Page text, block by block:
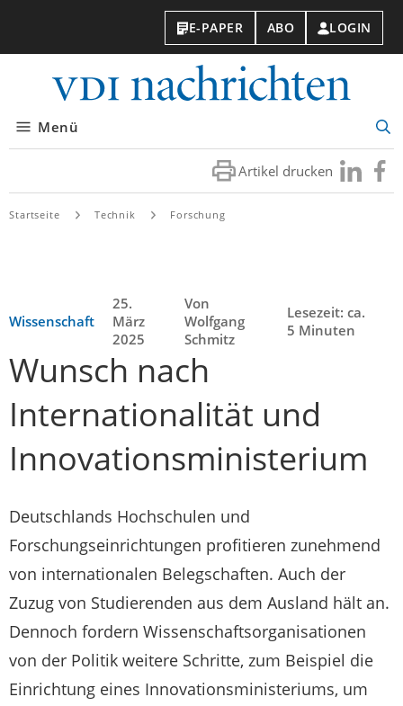
E-PAPER ABO LOGIN
Menü
Artikel drucken Besuchen
Sie
Sie
Startseite Technik Forschung
Wissenschaft
25.
März
2025
Von
Wolfgang
Schmitz
Lesezeit: ca.
5 Minuten
Wunsch nach
Internationalität und
Innovationsministerium
Deutschlands Hochschulen und
Forschungseinrichtungen profitieren zunehmend
von internationalen Belegschaften. Auch der
Zuzug von Studierenden aus dem Ausland hält an.
Dennoch fordern Wissenschaftsorganisationen
von der Politik weitere Schritte, zum Beispiel die
Einrichtung eines Innovationsministeriums, um